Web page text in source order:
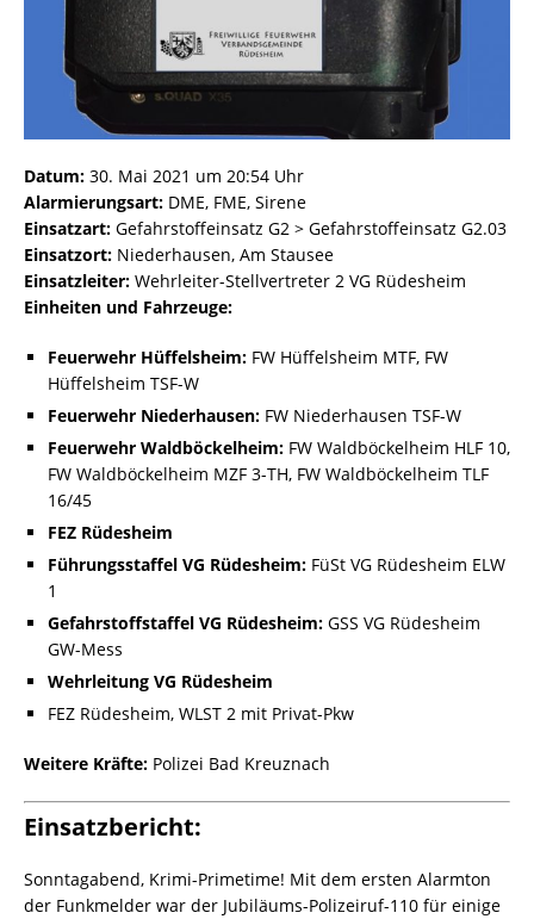
Datum: 30. Mai 2021 um 20:54 Uhr
Alarmierungsart: DME, FME, Sirene
Einsatzart: Gefahrstoffeinsatz G2 > Gefahrstoffeinsatz G2.03
Einsatzort: Niederhausen, Am Stausee
Einsatzleiter: Wehrleiter-Stellvertreter 2 VG Rüdesheim
Einheiten und Fahrzeuge:
Feuerwehr Hüffelsheim: FW Hüffelsheim MTF, FW
Hüffelsheim TSF-W
Feuerwehr Niederhausen: FW Niederhausen TSF-W
Feuerwehr Waldböckelheim: FW Waldböckelheim HLF 10,
FW Waldböckelheim MZF 3-TH, FW Waldböckelheim TLF
16/45
FEZ Rüdesheim
Führungsstaffel VG Rüdesheim: FüSt VG Rüdesheim ELW
1
Gefahrstoffstaffel VG Rüdesheim: GSS VG Rüdesheim
GW-Mess
Wehrleitung VG Rüdesheim
FEZ Rüdesheim, WLST 2 mit Privat-Pkw
Weitere Kräfte: Polizei Bad Kreuznach
Einsatzbericht:
Sonntagabend, Krimi-Primetime! Mit dem ersten Alarmton
der Funkmelder war der Jubiläums-Polizeiruf-110 für einige